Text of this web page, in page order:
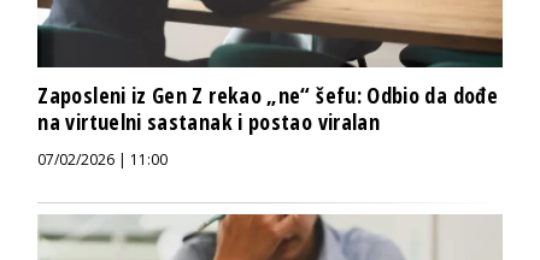
Zaposleni iz Gen Z rekao „ne“ šefu: Odbio da dođe
na virtuelni sastanak i postao viralan
07/02/2026 | 11:00